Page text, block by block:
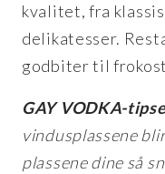
kvalitet, fra
delikatesser.
godbiter til
GAY VODKA-
vindusplassene
plassene dine så